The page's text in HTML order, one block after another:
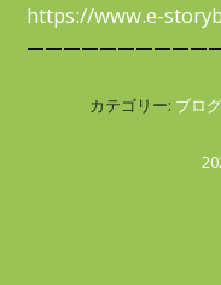
https://www.e-
カテゴリー: ブログ